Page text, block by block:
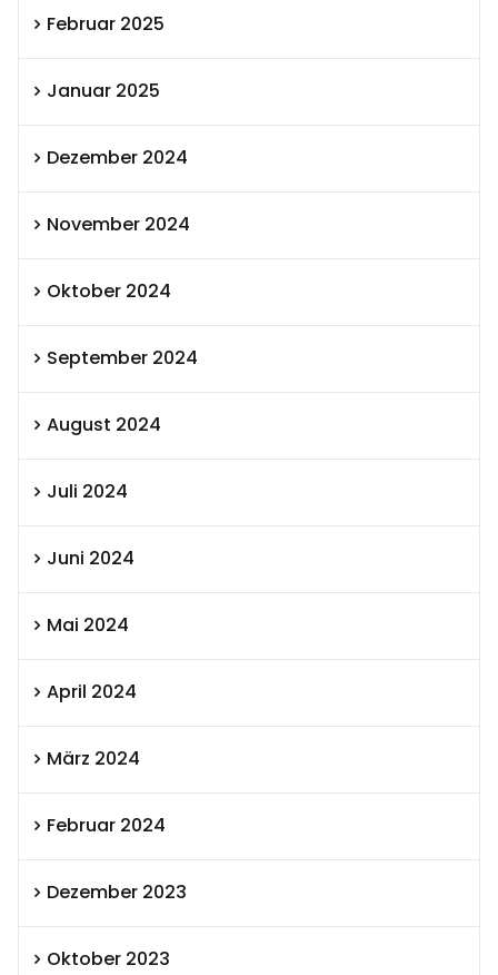
Februar 2025
Januar 2025
Dezember 2024
November 2024
Oktober 2024
September 2024
August 2024
Juli 2024
Juni 2024
Mai 2024
April 2024
März 2024
Februar 2024
Dezember 2023
Oktober 2023